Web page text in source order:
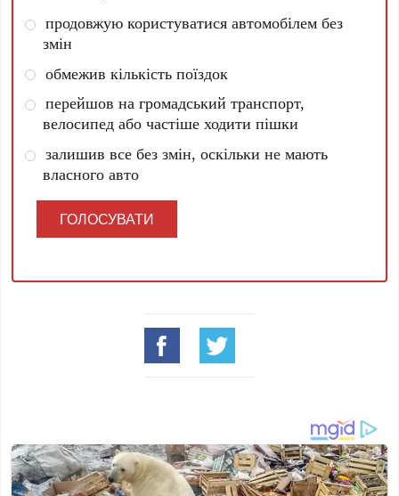
продовжую користуватися автомобілем без
змін
обмежив кількість поїздок
перейшов на громадський транспорт,
велосипед або частіше ходити пішки
залишив все без змін, оскільки не мають
власного авто